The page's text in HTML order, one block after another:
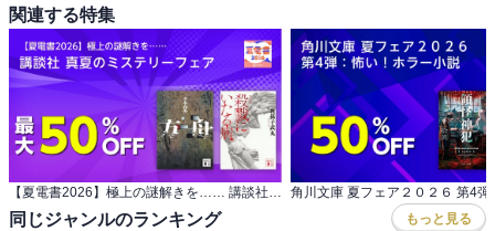
ドミニクフランスという映画女優は、ナチス登場までは大スター
だった。そして、ナチスに協力したとして追放され、双子を産ん
で、その後自殺する。そして、ドミニク・フランスの出演した映画
が毎週火曜日に上演され、その女の主人公の名前の女が殺され、ば
らばら死体となる事件。そして、五作目の『アルベルチーヌ』が、
殺されるという緊迫感の中で、アルベルチーヌは、誰かとなり、そ
こから矢吹駆は謎解きをしていくのだ。
物語としては、哲学的対話とばらばら殺人事件の世界が分裂して
いるが、笠井潔が何を思想的な格闘をしているかがよく見える作品
関連する特集
【夏電書2026】極上の謎解きを…… 講談社 真夏のミステリーフェア
同じジャンルのランキング もっと見る